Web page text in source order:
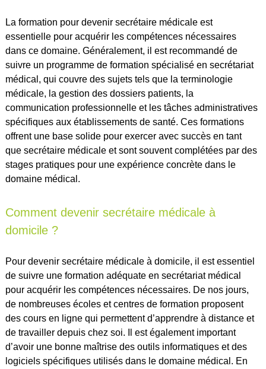
La formation pour devenir secrétaire médicale est
essentielle pour acquérir les compétences nécessaires
dans ce domaine. Généralement, il est recommandé de
suivre un programme de formation spécialisé en secrétariat
médical, qui couvre des sujets tels que la terminologie
médicale, la gestion des dossiers patients, la
communication professionnelle et les tâches administratives
spécifiques aux établissements de santé. Ces formations
offrent une base solide pour exercer avec succès en tant
que secrétaire médicale et sont souvent complétées par des
stages pratiques pour une expérience concrète dans le
domaine médical.
Comment devenir secrétaire médicale à
domicile ?
Pour devenir secrétaire médicale à domicile, il est essentiel
de suivre une formation adéquate en secrétariat médical
pour acquérir les compétences nécessaires. De nos jours,
de nombreuses écoles et centres de formation proposent
des cours en ligne qui permettent d’apprendre à distance et
de travailler depuis chez soi. Il est également important
d’avoir une bonne maîtrise des outils informatiques et des
logiciels spécifiques utilisés dans le domaine médical. En